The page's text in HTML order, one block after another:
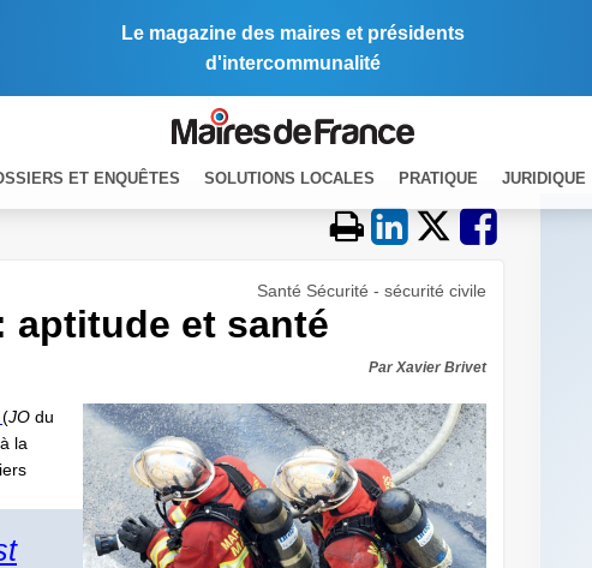
Le magazine des maires et présidents
d'intercommunalité
ET ENQUÊTES SOLUTIONS LOCALES PRATIQUE JURIDIQUE
Santé Sécurité - sécurité civile
aptitude et santé
Par Xavier Brivet
(JO du
la